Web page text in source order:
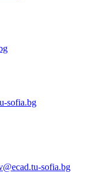
sofia.bg
sofia.bg